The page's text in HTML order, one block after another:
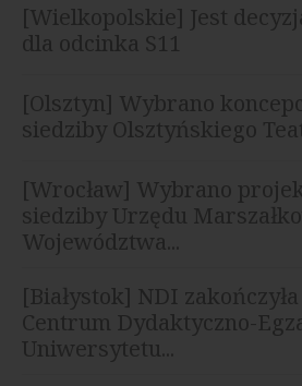
[Wielkopolskie] Jest
dla odcinka S11
[Olsztyn] Wybrano
siedziby Olsztyńskiego
[Wrocław] Wybrano
siedziby Urzędu
Województwa...
[Białystok] NDI
Centrum Dydaktyczno-
Uniwersytetu...